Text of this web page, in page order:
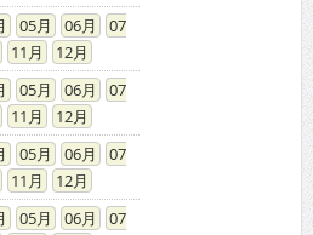
05 06
07
11
12
05 06
07
11
12
05 06
07
11
12
05 06
07